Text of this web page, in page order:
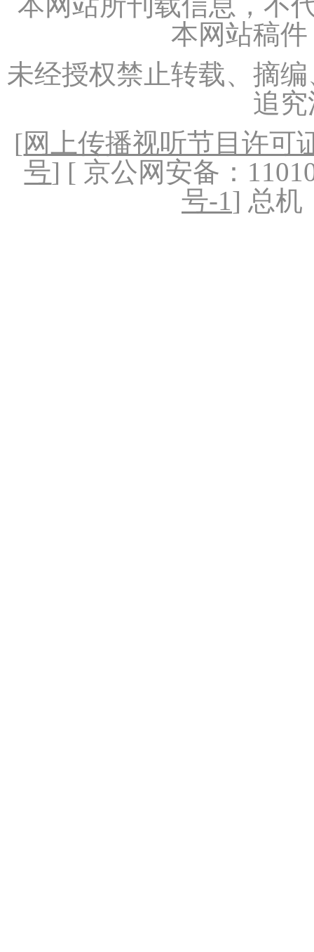
本网站稿
未经授权禁止转载、摘
追
[网上传播视听节目许可
号] [ 京公网安备：
号-1] 总机